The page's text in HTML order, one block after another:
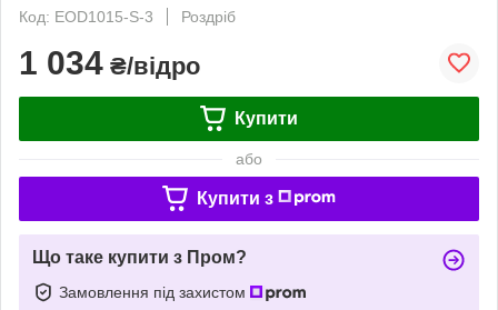
Код: EOD1015-S-3
Роздріб
1 034 ₴/відро
Купити
або
Купити з
Що таке купити з Пром?
Замовлення під захистом